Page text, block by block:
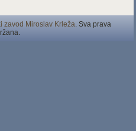
zavod Miroslav Krleža. Sva prava